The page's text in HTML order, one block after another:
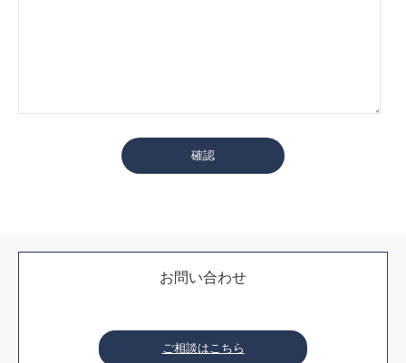
お問い合わせ
ご相談はこちら